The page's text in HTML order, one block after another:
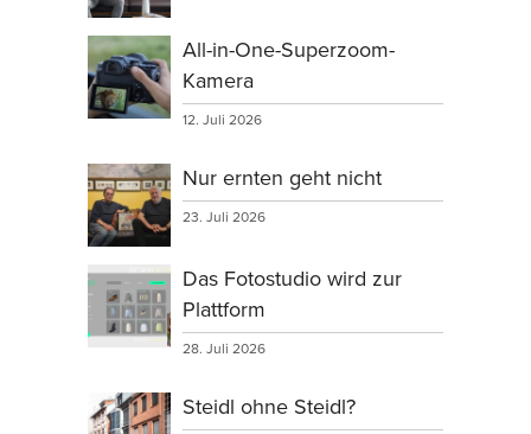
All-in-One-Superzoom-
Kamera
12. Juli 2026
Nur ernten geht nicht
23. Juli 2026
Das Fotostudio wird zur
Plattform
28. Juli 2026
Steidl ohne Steidl?